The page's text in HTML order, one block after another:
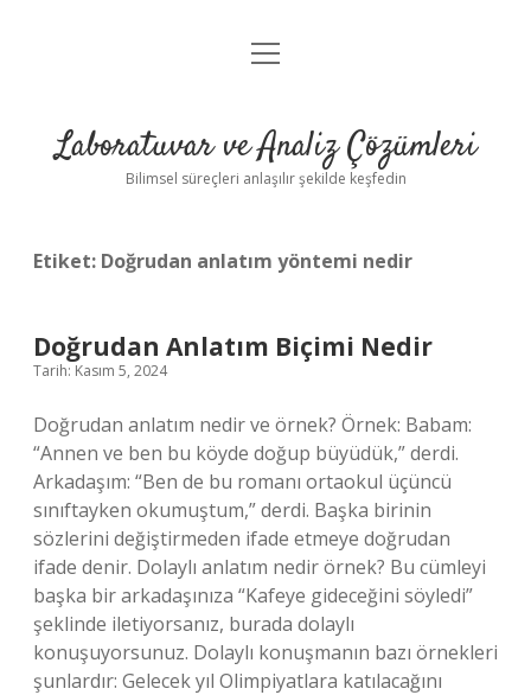
Anasayfa
Yasal Uyarı
menüyü
Laboratuvar ve Analiz Çözümleri
Bilimsel süreçleri anlaşılır şekilde keşfedin
Etiket: Doğrudan anlatım yöntemi nedir
Doğrudan Anlatım Biçimi Nedir
Tarih: Kasım 5, 2024
Doğrudan anlatım nedir ve örnek? Örnek: Babam:
“Annen ve ben bu köyde doğup büyüdük,” derdi.
Arkadaşım: “Ben de bu romanı ortaokul üçüncü
sınıftayken okumuştum,” derdi. Başka birinin
sözlerini değiştirmeden ifade etmeye doğrudan
ifade denir. Dolaylı anlatım nedir örnek? Bu cümleyi
başka bir arkadaşınıza “Kafeye gideceğini söyledi”
şeklinde iletiyorsanız, burada dolaylı
konuşuyorsunuz. Dolaylı konuşmanın bazı örnekleri
şunlardır: Gelecek yıl Olimpiyatlara katılacağını